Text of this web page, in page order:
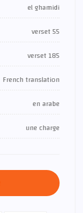
el ghamidi
verset 55
verset 185
French translation
en arabe
une charge